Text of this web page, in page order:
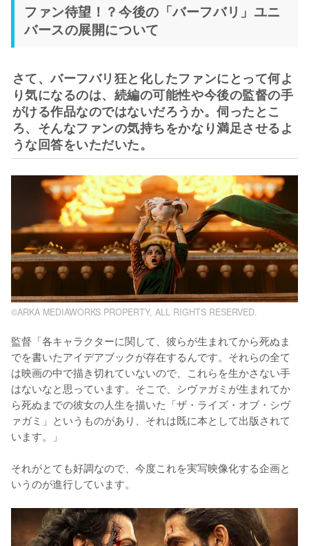
ファン待望！？今後の「バーフバリ」ユニ
バースの展開について
さて、バーフバリ狂と化したファンにとって何よ
り気になるのは、続編の可能性や今後の監督の手
がける作品なのではないだろうか。伺ったとこ
ろ、そんなファンの気持ちをかなり満足させるよ
うな回答をいただいた。
©ARKA MEDIAWORKS PROPERTY, ALL RIGHTS RESERVED.
監督「各キャラクターに関して、彼らが生まれてから死ぬま
でを書いたアイデアブックが存在するんです。それらの全て
は映画の中で描き切れていないので、これらを生かさない手
はないなと思っています。そこで、シヴァガミが生まれてか
ら死ぬまでの彼女の人生を描いた「ザ・ライズ・オブ・シヴ
ァガミ」というものがあり、それは既に本として出版されて
います。」
それがとても好調なので、今度これを実写映像化する企画と
いうのが進行しています。